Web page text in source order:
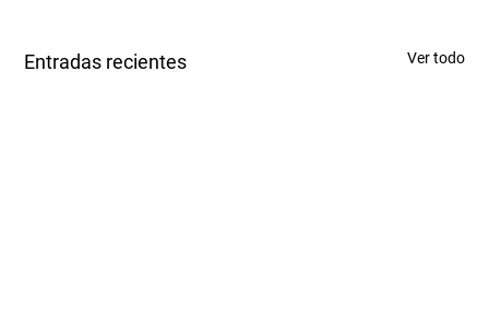
Entradas recientes Ver todo